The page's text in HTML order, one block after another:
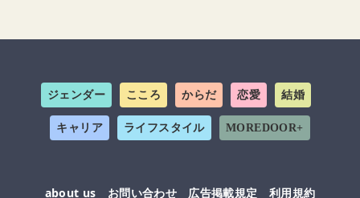
ジェンダー こころ からだ 恋愛 結婚
キャリア ライフスタイル MOREDOOR+
about us お問い合わせ 広告掲載規定 利用規約